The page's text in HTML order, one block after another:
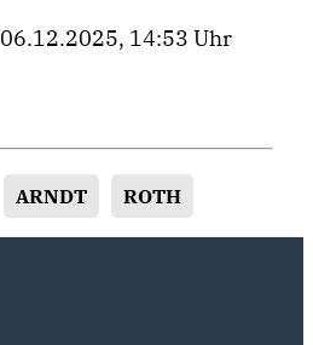
14:53 Uhr
ARNDT ROTH